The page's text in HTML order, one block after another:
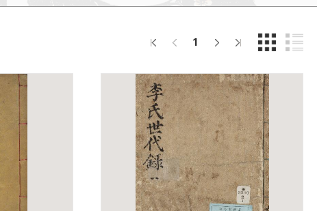
신진학자 초청 연구교류 사업
규장각-산기 연구비 지원 사업
기획연구
홍재 한국학 펠로십 프로그램
1